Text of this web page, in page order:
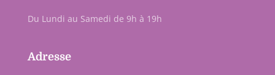
Du Lundi au Samedi de 9h à 19h
Adresse